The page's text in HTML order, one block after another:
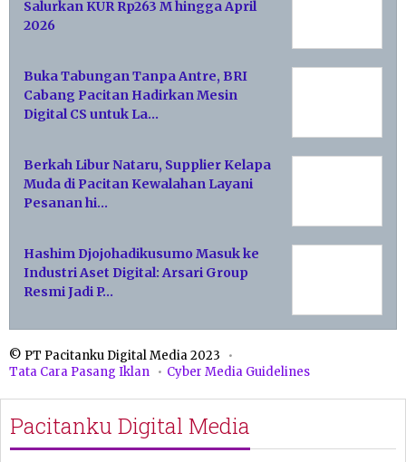
Salurkan KUR Rp263 M hingga April
2026
Buka Tabungan Tanpa Antre, BRI
Cabang Pacitan Hadirkan Mesin
Digital CS untuk La…
Berkah Libur Nataru, Supplier Kelapa
Muda di Pacitan Kewalahan Layani
Pesanan hi…
Hashim Djojohadikusumo Masuk ke
Industri Aset Digital: Arsari Group
Resmi Jadi P…
© PT Pacitanku Digital Media 2023
Tata Cara Pasang Iklan
Cyber Media Guidelines
Pacitanku Digital Media